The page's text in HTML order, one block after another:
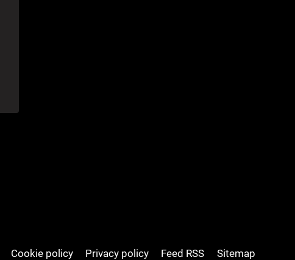
Cookie policy Privacy policy Feed RSS Sitemap